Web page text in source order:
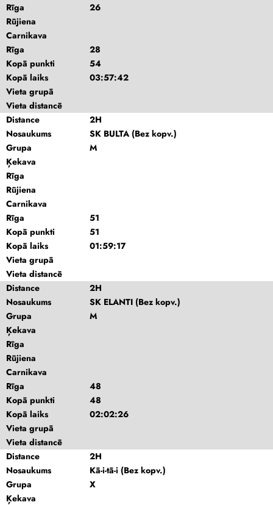
Rīga
26
Rūjiena
Carnikava
Rīga
28
Kopā punkti
54
Kopā laiks
03:57:42
Vieta grupā
Vieta distancē
Distance
2H
Nosaukums
SK BULTA (Bez kopv.)
Grupa
M
Ķekava
Rīga
Rūjiena
Carnikava
Rīga
51
Kopā punkti
51
Kopā laiks
01:59:17
Vieta grupā
Vieta distancē
Distance
2H
Nosaukums
SK ELANTI (Bez kopv.)
Grupa
M
Ķekava
Rīga
Rūjiena
Carnikava
Rīga
48
Kopā punkti
48
Kopā laiks
02:02:26
Vieta grupā
Vieta distancē
Distance
2H
Nosaukums
Kā-i-tā-i (Bez kopv.)
Grupa
X
Ķekava